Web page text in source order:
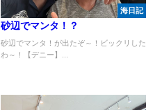
海日記
砂辺でマンタ！？
砂辺でマンタ！が出たぞ～！ビックリした
わ～！【デニー】...